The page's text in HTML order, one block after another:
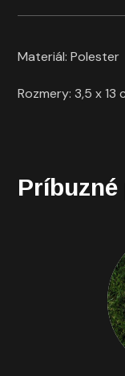
Materiál: Polester
Rozmery: 3,5 x 13